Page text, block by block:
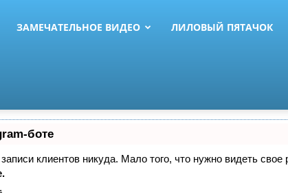
ЗАМЕЧАТЕЛЬНОЕ ВИДЕО ЛИЛОВЫЙ ПЯТАЧОК
боте
клиентов никуда. Мало того, что нужно видеть
.